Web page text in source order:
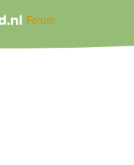
Forum